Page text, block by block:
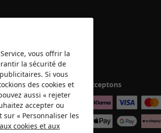
Nous acceptons
vous offrir la
la sécurité de
Si vous
des cookies et
aussi « rejeter
accepter ou
« Personnaliser les
cookies et aux